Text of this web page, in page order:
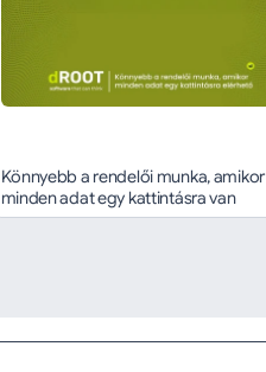
Könnyebb a rendelői munka, amikor
minden adat egy kattintásra van